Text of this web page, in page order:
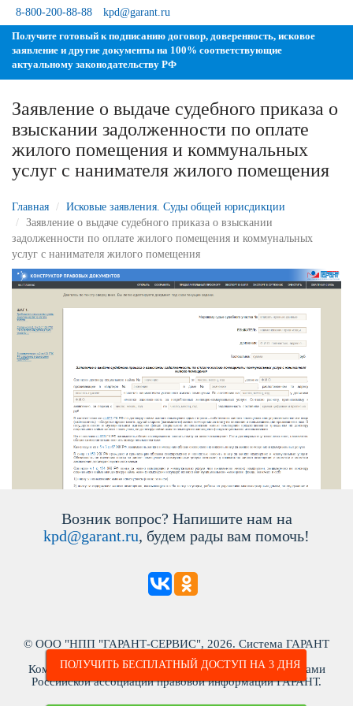
8-800-200-88-88
kpd@garant.ru
Получите готовый к подписанию договор, доверенность, исковое
заявление и другие документы на 100% соответствующие
актуальному законодательству РФ
Заявление о выдаче судебного приказа о
зыскании задолженности по оплате
жилого помещения и коммунальных
услуг с нанимателя жилого помещения
Главная
Исковые заявления. Суды общей юрисдикции
Заявление о выдаче судебного приказа о взыскании
задолженности по оплате жилого помещения и коммунальных
услуг с нанимателя жилого помещения
ПОЛУЧИТЬ БЕСПЛАТНЫЙ ДОСТУП НА 3 ДНЯ
озник вопрос? Напишите нам на
kpd@garant.ru, будем рады вам помочь!
© ООО "НПП "ГАРАНТ-СЕРВИС", 2026. Система ГАРАНТ
ыпускается с 1990 года. ИНН: 7718013048
Компания "Гарант" и ее партнеры являются участниками
Российской ассоциации правовой информации ГАРАНТ.